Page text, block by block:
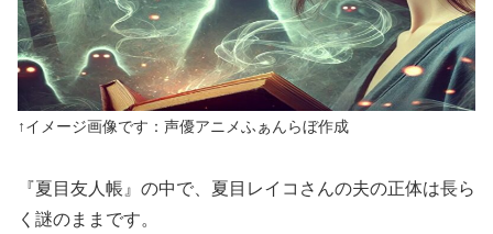
↑イメージ画像です：声優アニメふぁんらぼ作成
『夏目友人帳』の中で、夏目レイコさんの夫の正体は長ら
く謎のままです。